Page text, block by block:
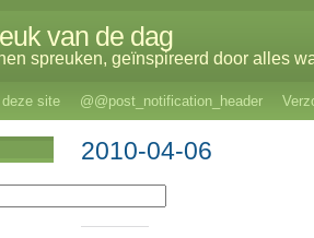
van de dag
spreuken, geïnspireerd door alles
site @@post_notification_header
2010-04-06